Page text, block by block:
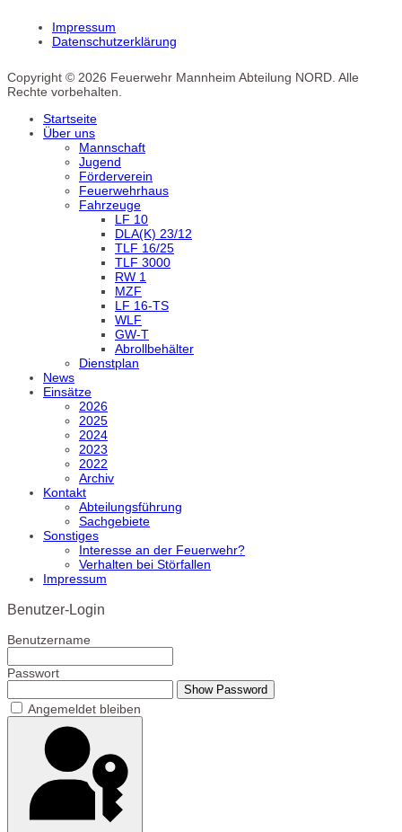
Impressum
Datenschutzerklärung
Copyright © 2026 Feuerwehr Mannheim Abteilung NORD. Alle
Rechte vorbehalten.
Startseite
Über uns
Mannschaft
Jugend
Förderverein
Feuerwehrhaus
Fahrzeuge
LF 10
DLA(K) 23/12
TLF 16/25
TLF 3000
RW 1
MZF
LF 16-TS
WLF
GW-T
Abrollbehälter
Dienstplan
News
Einsätze
2026
2025
2024
2023
2022
Archiv
Kontakt
Abteilungsführung
Sachgebiete
Sonstiges
Interesse an der Feuerwehr?
Verhalten bei Störfallen
Impressum
Benutzer-Login
Benutzername
Passwort
Show Password
Angemeldet bleiben